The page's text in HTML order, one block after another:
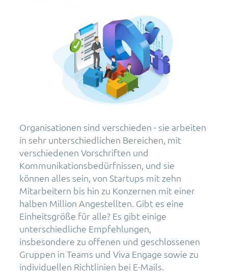
Organisationen sind verschieden - sie arbeiten
in sehr unterschiedlichen Bereichen, mit
verschiedenen Vorschriften und
Kommunikationsbedürfnissen, und sie
können alles sein, von Startups mit zehn
Mitarbeitern bis hin zu Konzernen mit einer
halben Million Angestellten. Gibt es eine
Einheitsgröße für alle? Es gibt einige
unterschiedliche Empfehlungen,
insbesondere zu offenen und geschlossenen
Gruppen in Teams und Viva Engage sowie zu
individuellen Richtlinien bei E-Mails.